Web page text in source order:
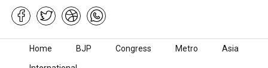
Skip to content
Home BJP Congress Metro Asia